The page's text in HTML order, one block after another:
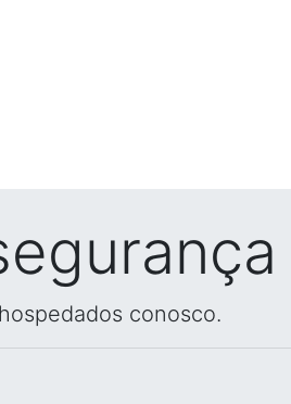
conosco.